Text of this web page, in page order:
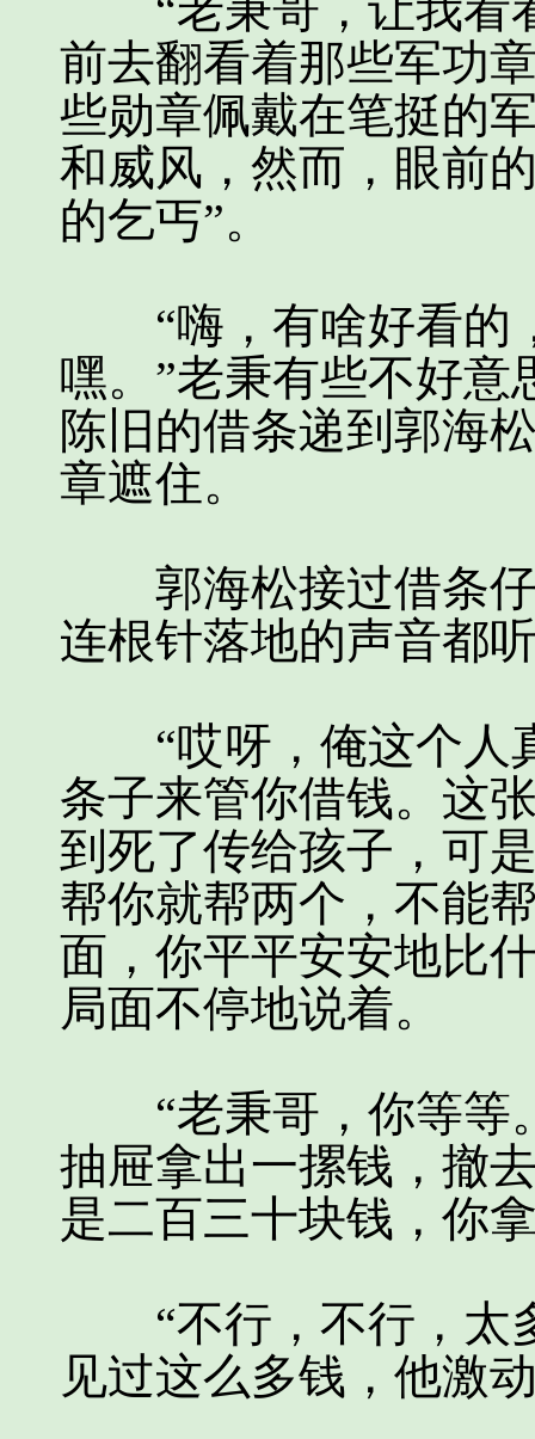
前去翻看着那些军功
些勋章佩戴在笔挺的
和威风，然而，眼前
的乞丐”。
“嗨，有啥好看的
嘿。”老秉有些不好
陈旧的借条递到郭海
章遮住。
郭海松接过借条仔
连根针落地的声音都
“哎呀，俺这个人
条子来管你借钱。这
到死了传给孩子，可
帮你就帮两个，不能
面，你平平安安地比
局面不停地说着。
“老秉哥，你等等
抽屉拿出一摞钱，撤
是二百三十块钱，你
“不行，不行，太
见过这么多钱，他激